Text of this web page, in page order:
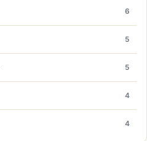
6
5
5
4
4